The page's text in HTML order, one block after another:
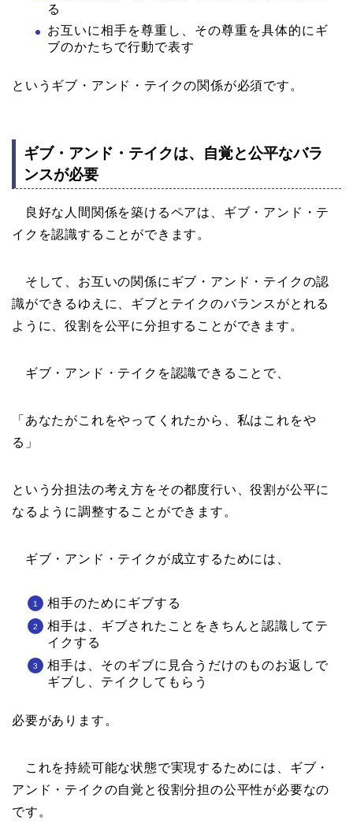
る
お互いに相手を尊重し、その尊重を具体的にギ
ブのかたちで行動で表す
というギブ・アンド・テイクの関係が必須です。
ギブ・アンド・テイクは、自覚と公平なバラ
ンスが必要
良好な人間関係を築けるペアは、ギブ・アンド・テ
イクを認識することができます。
そして、お互いの関係にギブ・アンド・テイクの認
識ができるゆえに、ギブとテイクのバランスがとれる
ように、役割を公平に分担することができます。
ギブ・アンド・テイクを認識できることで、
「あなたがこれをやってくれたから、私はこれをや
る」
という分担法の考え方をその都度行い、役割が公平に
なるように調整することができます。
ギブ・アンド・テイクが成立するためには、
相手のためにギブする
相手は、ギブされたことをきちんと認識してテ
イクする
相手は、そのギブに見合うだけのものお返しで
ギブし、テイクしてもらう
必要があります。
これを持続可能な状態で実現するためには、ギブ・
アンド・テイクの自覚と役割分担の公平性が必要なの
です。